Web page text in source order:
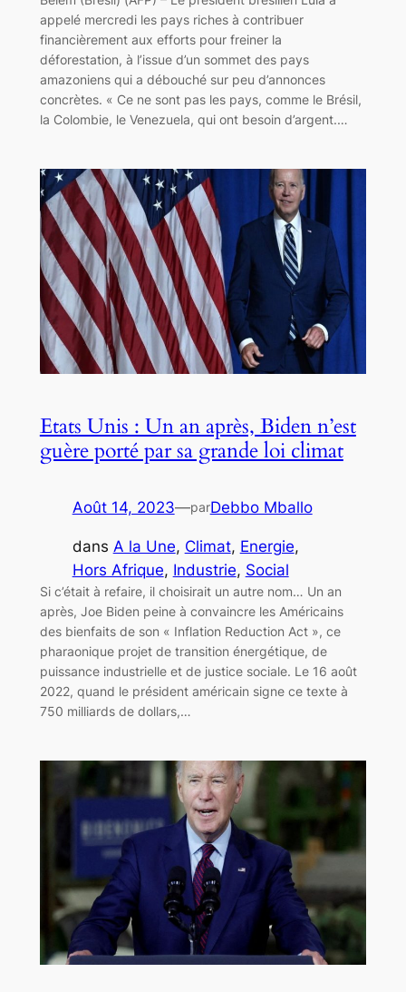
appelé mercredi les pays riches à contribuer
financièrement aux efforts pour freiner la
déforestation, à l’issue d’un sommet des pays
amazoniens qui a débouché sur peu d’annonces
concrètes. « Ce ne sont pas les pays, comme le Brésil,
la Colombie, le Venezuela, qui ont besoin d’argent.…
Etats Unis : Un an après, Biden n’est
guère porté par sa grande loi climat
Août 14, 2023—parDebbo Mballo
dans A la Une, Climat, Energie
Hors Afrique, Industrie, Social
Si c’était à refaire, il choisirait un autre nom… Un an
après, Joe Biden peine à convaincre les Américains
des bienfaits de son « Inflation Reduction Act », ce
pharaonique projet de transition énergétique, de
puissance industrielle et de justice sociale. Le 16 août
2022, quand le président américain signe ce texte à
750 milliards de dollars,…